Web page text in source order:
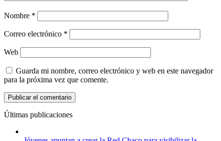
Nombre *
Correo electrónico *
Web
Guarda mi nombre, correo electrónico y web en este navegador
para la próxima vez que comente.
Últimas publicaciones